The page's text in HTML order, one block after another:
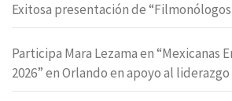
Exitosa presentación de
Participa Mara Lezama en “Mexicanas
2026” en Orlando en apoyo al